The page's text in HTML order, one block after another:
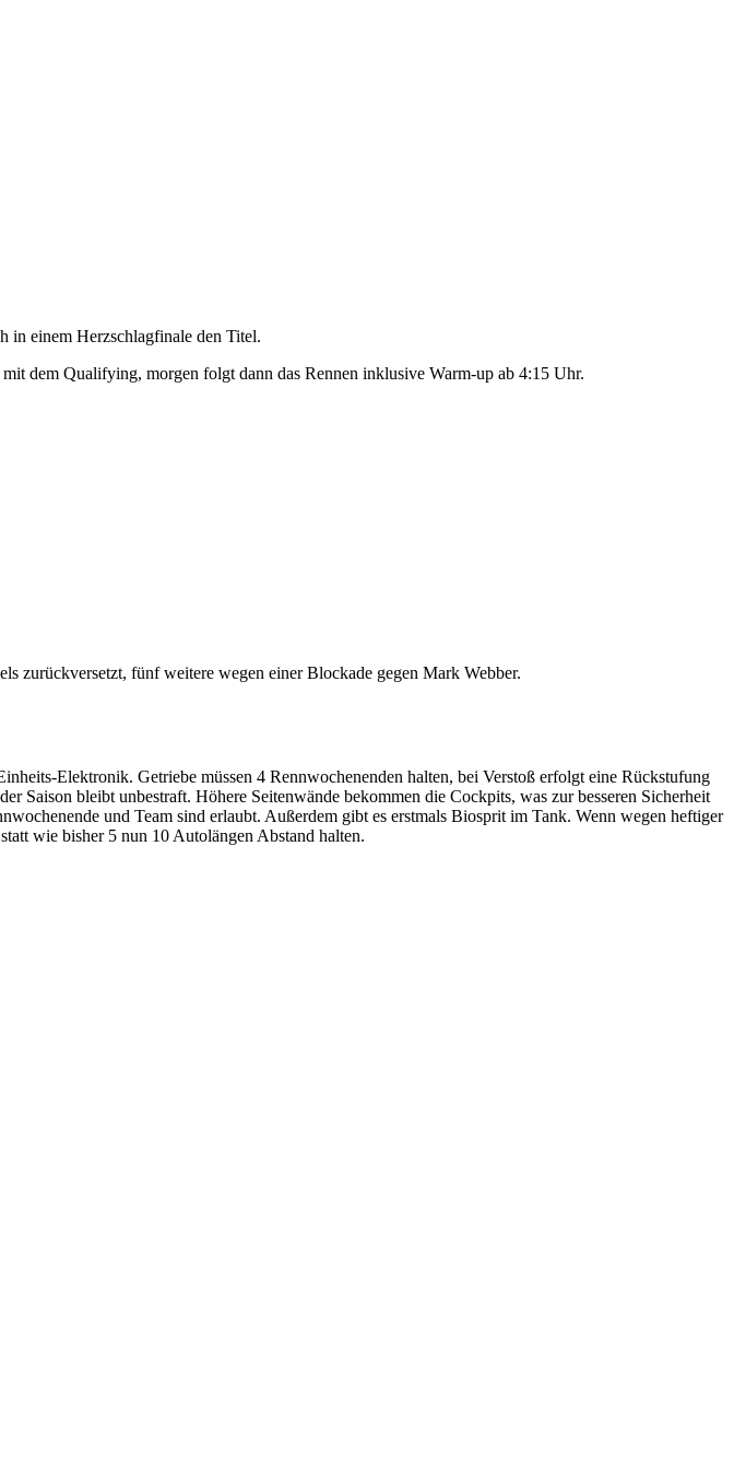
in einem Herzschlagfinale den Titel.
dem Qualifying, morgen folgt dann das Rennen inklusive Warm-up ab 4:15 Uhr.
zurückversetzt, fünf weitere wegen einer Blockade gegen Mark Webber.
Elektronik. Getriebe müssen 4 Rennwochenenden halten, bei Verstoß erfolgt eine Rückstufung
Saison bleibt unbestraft. Höhere Seitenwände bekommen die Cockpits, was zur besseren Sicherheit
und Team sind erlaubt. Außerdem gibt es erstmals Biosprit im Tank. Wenn wegen heftiger
wie bisher 5 nun 10 Autolängen Abstand halten.